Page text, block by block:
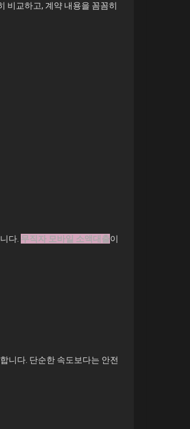
비교하고, 계약 내용을 꼼꼼히
다. 무직자 모바일 소액대출이
니다. 단순한 속도보다는 안전